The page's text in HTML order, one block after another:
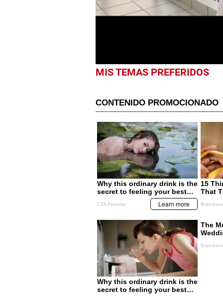
minutes,
32
MIS TEMAS PREFERIDOS